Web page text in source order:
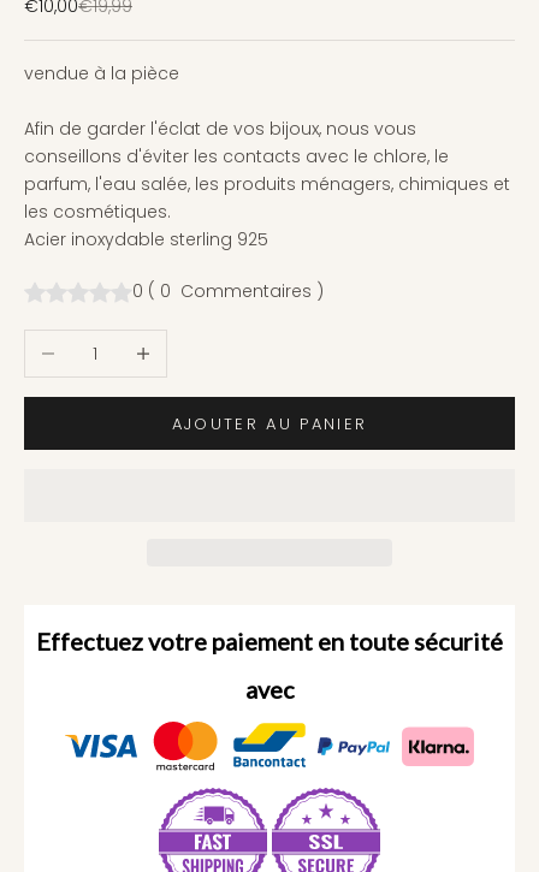
Prix de vente
€10,00Prix normal
€19,99
vendue à la pièce
Afin de garder l'éclat de vos bijoux, nous vous
conseillons d'éviter les contacts avec le chlore, le
parfum, l'eau salée, les produits ménagers, chimiques et
les cosmétiques.
Acier inoxydable sterling 925
0 ( 0 Commentaires )
Diminuer la quantitéAugmenter la quantité
AJOUTER AU PANIER
Effectuez votre paiement en toute sécurité
avec